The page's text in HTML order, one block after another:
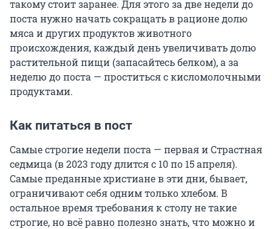
такому стоит заранее. Для этого за две недели до
поста нужно начать сокращать в рационе долю
мяса и других продуктов животного
происхождения, каждый день увеличивать долю
растительной пищи (запасайтесь белком), а за
неделю до поста — проститься с кисломолочными
продуктами.
Как питаться в пост
Самые строгие недели поста — первая и Страстная
седмица (в 2023 году длится с 10 по 15 апреля).
Самые преданные христиане в эти дни, бывает,
ограничивают себя одним только хлебом. В
остальное время требования к столу не такие
строгие, но всё равно полезно знать, что можно и